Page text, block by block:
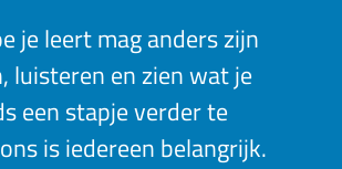
je leert mag anders zijn
luisteren en zien wat je
een stapje verder te
is iedereen belangrijk.